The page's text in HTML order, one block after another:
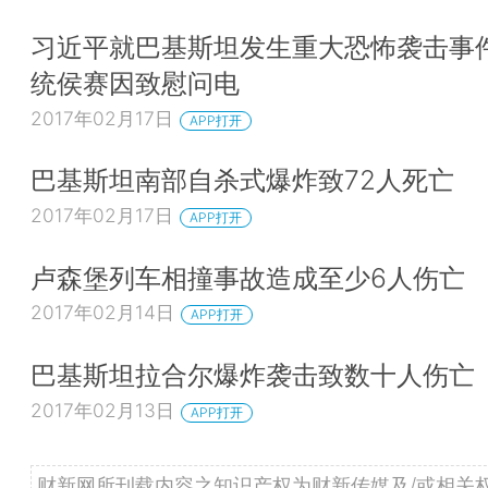
习近平就巴基斯坦发生重大恐怖袭击事
统侯赛因致慰问电
2017年02月17日 APP打开
巴基斯坦南部自杀式爆炸致72人死亡
2017年02月17日 APP打开
卢森堡列车相撞事故造成至少6人伤亡
2017年02月14日 APP打开
巴基斯坦拉合尔爆炸袭击致数十人伤亡
2017年02月13日 APP打开